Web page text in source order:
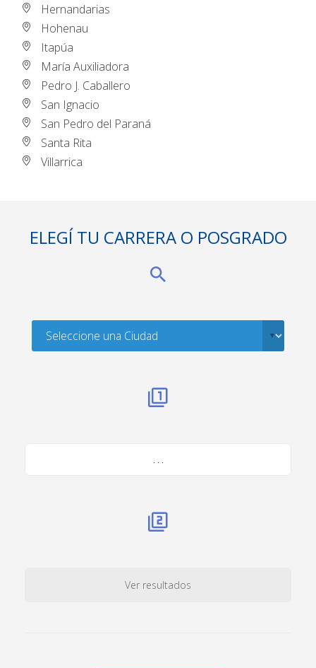
Hernandarias
Hohenau
Itapúa
María Auxiliadora
Pedro J. Caballero
San Ignacio
San Pedro del Paraná
Santa Rita
Villarrica
ELEGÍ TU CARRERA O POSGRADO
. . .
Ver resultados